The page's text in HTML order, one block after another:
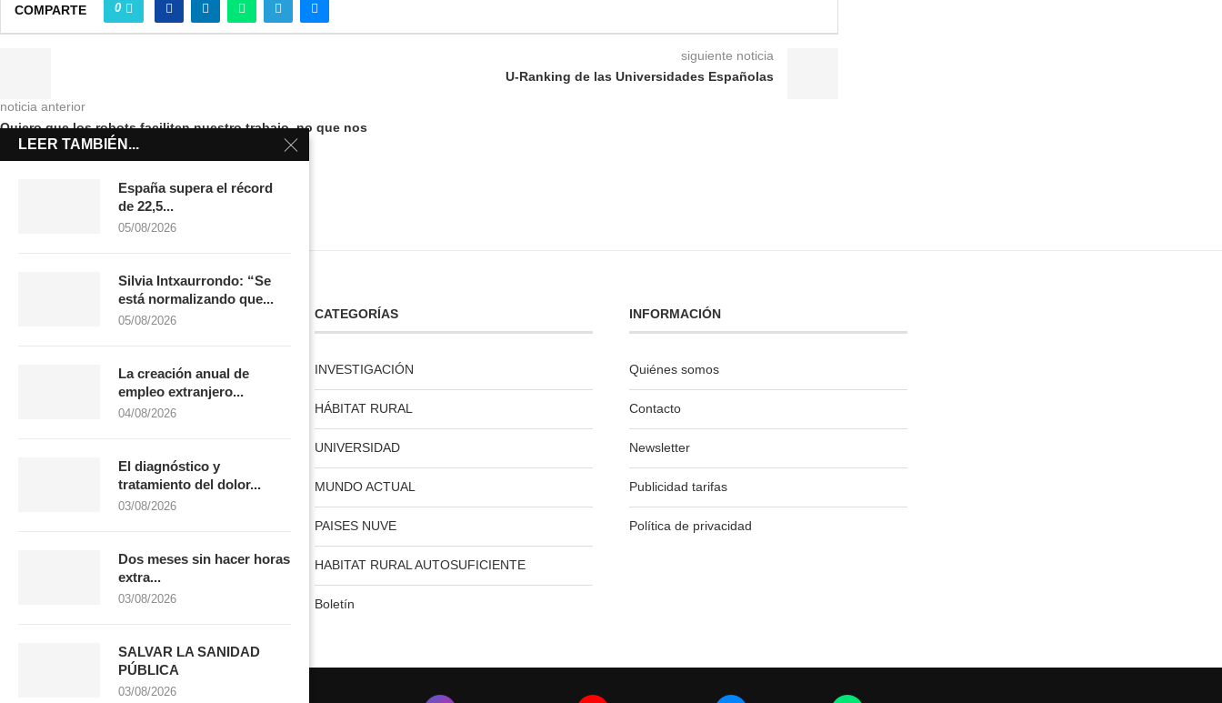
COMPARTE 0
noticia anterior
Quiero que los robots faciliten nuestro trabajo, no que nos
condenen a trabajos precarios
siguiente noticia
U-Ranking de las Universidades Españolas
LICENCIA CREATIVE COMMONS CATEGORÍAS
INVESTIGACIÓN
HÁBITAT RURAL
UNIVERSIDAD
MUNDO ACTUAL
PAISES NUVE
HABITAT RURAL AUTOSUFICIENTE
Boletín
INFORMACIÓN
Quiénes somos
Contacto
Newsletter
Publicidad tarifas
Política de privacidad
LEER TAMBIÉN...
España supera el récord
de 22,5...
05/08/2026
Silvia Intxaurrondo: “Se
está normalizando que...
05/08/2026
La creación anual de
empleo extranjero...
04/08/2026
El diagnóstico y
tratamiento del dolor...
03/08/2026
Dos meses sin hacer horas
extra...
03/08/2026
SALVAR LA SANIDAD
PÚBLICA
03/08/2026